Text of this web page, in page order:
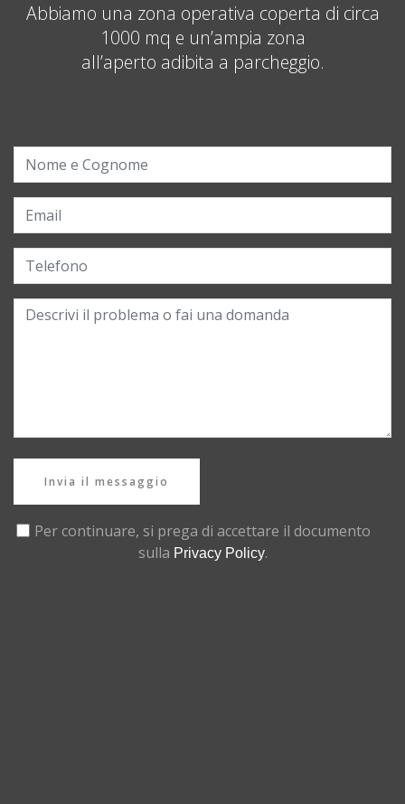
Abbiamo una zona operativa coperta di circa
1000 mq e un’ampia zona
all’aperto adibita a parcheggio.
Invia il messaggio
Per continuare, si prega di accettare il documento
sulla Privacy Policy.